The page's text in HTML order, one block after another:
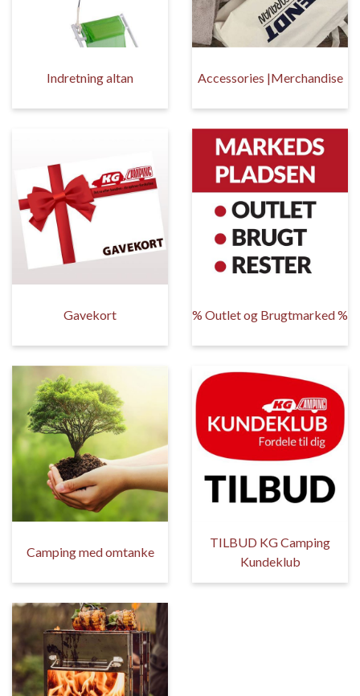
Indretning altan Accessories |Merchandise
Gavekort % Outlet og Brugtmarked %
Camping med omtanke
TILBUD KG Camping
Kundeklub